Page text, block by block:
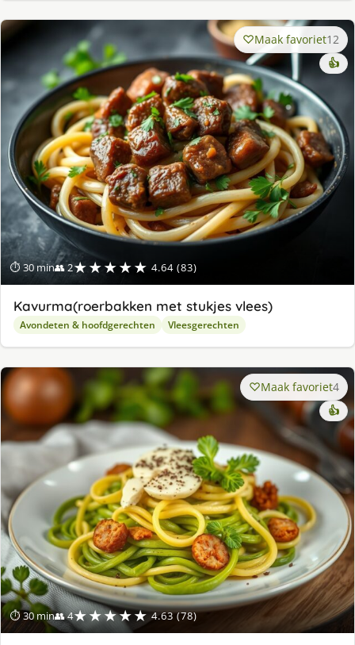
⏱ 30 min👥 2★★★★★ 4.64 (83)
Maak favoriet12
👍
Kavurma(roerbakken met stukjes vlees)
Avondeten & hoofdgerechten Vleesgerechten
⏱ 30 min👥 4★★★★★ 4.63 (78)
Maak favoriet4
👍